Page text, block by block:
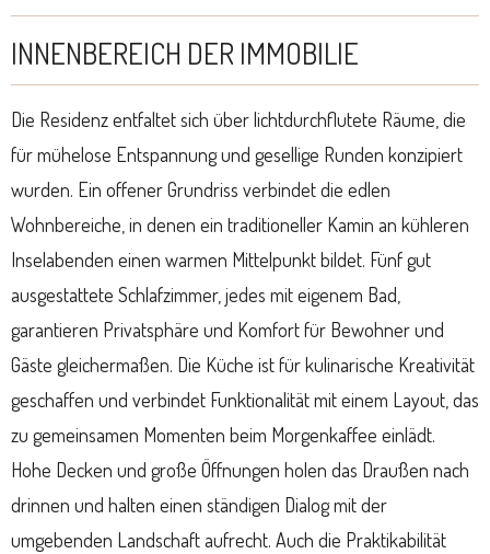
INNENBEREICH DER IMMOBILIE
Die Residenz entfaltet sich über lichtdurchflutete Räume, die
für mühelose Entspannung und gesellige Runden konzipiert
wurden. Ein offener Grundriss verbindet die edlen
Wohnbereiche, in denen ein traditioneller Kamin an kühleren
Inselabenden einen warmen Mittelpunkt bildet. Fünf gut
ausgestattete Schlafzimmer, jedes mit eigenem Bad,
garantieren Privatsphäre und Komfort für Bewohner und
Gäste gleichermaßen. Die Küche ist für kulinarische Kreativität
geschaffen und verbindet Funktionalität mit einem Layout, das
zu gemeinsamen Momenten beim Morgenkaffee einlädt.
Hohe Decken und große Öffnungen holen das Draußen nach
drinnen und halten einen ständigen Dialog mit der
umgebenden Landschaft aufrecht. Auch die Praktikabilität